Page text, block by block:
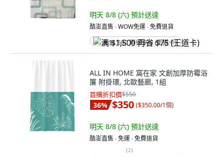
明天 8/8 (六) 預計送達
酷澎直售 ∙ WOW免運 ∙ 免費退貨
满 $1,500 再省 $75 (王道卡)
ALL IN HOME 窩在家 文創加厚防霉浴
簾 附掛環, 北歐藝廊, 1組
首購折扣價$550
36% $350 ($350.00/1個)
明天 8/8 (六) 預計送達
酷澎直售 ∙ 免運 ∙ 免費退貨
(2)